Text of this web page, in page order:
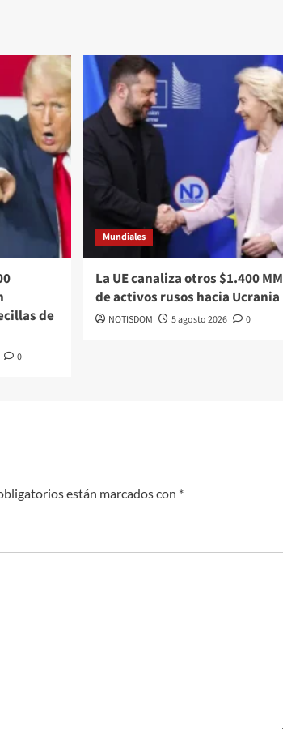
de
0
Mundiales
La UE canaliza otros $1.400 MM
de activos rusos hacia Ucrania
NOTISDOM 5 agosto 2026 0
están marcados con *